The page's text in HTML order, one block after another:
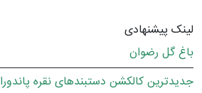
لینک پیشنهادی
باغ گل رضوان
جدیدترین کالکشن دستبندهای نقره پاندورا